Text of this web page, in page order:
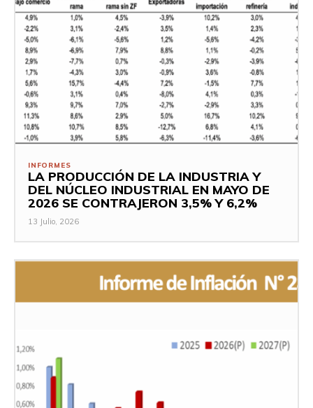
INFORMES
LA PRODUCCIÓN DE LA INDUSTRIA Y
DEL NÚCLEO INDUSTRIAL EN MAYO DE
2026 SE CONTRAJERON 3,5% Y 6,2%
13 Julio, 2026